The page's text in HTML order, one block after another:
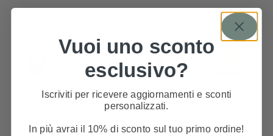
– VI RISPONDEREMO AL PIÙ
INFORMAZIONI AGGIUNTIVE
RECENSIONI
Vuoi uno sconto
esclusivo?
Iscriviti per ricevere aggiornamenti e sconti
personalizzati.
In più avrai il 10% di sconto sul tuo primo ordine!